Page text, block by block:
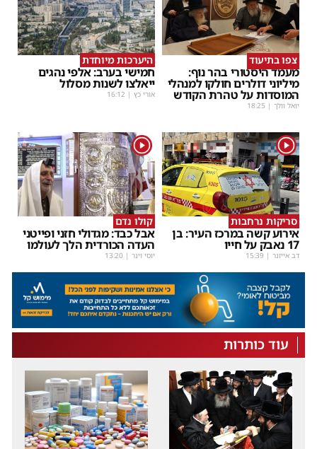
צפו בתיעוד
מעמד היסטורי בהר נוף:
מיליוני דולרים חולקו למנהלי
המוסדות על טהרת הקודש
יואל וולך |
18:25
היערכות מיוחדת
חמישי בערב: אלפי נהגים
ייאלצו לשנות מסלול
אורי כץ |
16:12
1
סריקות נרחבות
אירוע קשה במרכז העיר: בן
17 נאבק על חייו
דב אייזנר |
15:39
1
קולו נדם
אבל כבד: מגדולי חזני ופייטני
העדה הכורדית הלך לעולמו
יוסי וינר |
13:20
עוד כותרות